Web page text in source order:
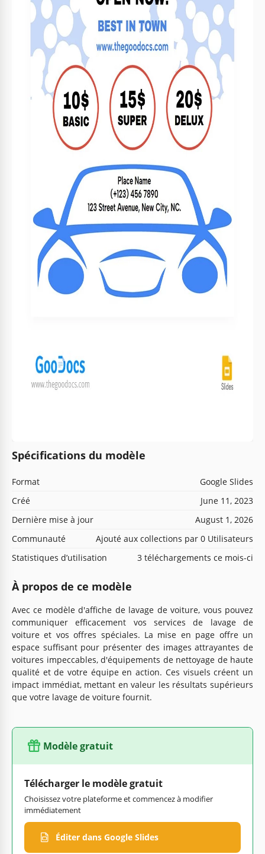
Spécifications du modèle
Format
Google Slides
Créé
June 11, 2023
Dernière mise à jour
August 1, 2026
Communauté
Ajouté aux collections par 0 Utilisateurs
Statistiques d’utilisation
3 téléchargements ce mois-ci
À propos de ce modèle
Avec ce modèle d'affiche de lavage de voiture, vous pouvez
communiquer efficacement vos services de lavage de
voiture et vos offres spéciales. La mise en page offre un
espace suffisant pour présenter des images attrayantes de
voitures impeccables, d'équipements de nettoyage de haute
qualité et de votre équipe en action. Ces visuels créent un
impact immédiat, mettant en valeur les résultats supérieurs
que votre lavage de voiture fournit.
Modèle gratuit
Télécharger le modèle gratuit
Choisissez votre plateforme et commencez à modifier
immédiatement
Éditer dans Google Slides